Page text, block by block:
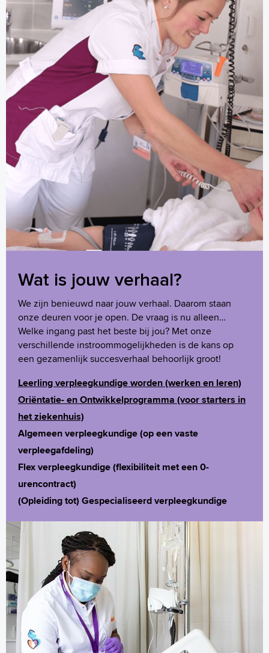
Wat is jouw verhaal?
We zijn benieuwd naar jouw verhaal. Daarom staan
onze deuren voor je open. De vraag is nu alleen…
Welke ingang past het beste bij jou? Met onze
verschillende instroommogelijkheden is de kans op
een gezamenlijk succesverhaal behoorlijk groot!
Leerling verpleegkundige worden (werken en leren)
Oriëntatie- en Ontwikkelprogramma (voor starters in
het ziekenhuis)
Algemeen verpleegkundige (op een vaste
verpleegafdeling)
Flex verpleegkundige (flexibiliteit met een 0-
urencontract)
(Opleiding tot) Gespecialiseerd verpleegkundige